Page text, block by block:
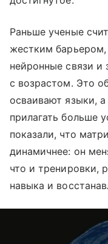
Раньше ученые
жестким
нейронные связи и
с возрастом. Это
осваивают языки,
прилагать больше
показали, что
динамичнее: он
что и тренировки,
навыка и